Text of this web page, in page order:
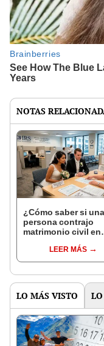
NOTAS
¿Cómo saber si una
persona contrajo
matrimonio civil en
LEER MÁS
LO MÁS VISTO